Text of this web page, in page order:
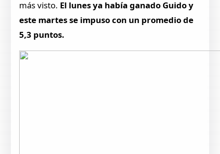
más visto. El lunes ya había ganado Guido y
este martes se impuso con un promedio de
5,3 puntos.